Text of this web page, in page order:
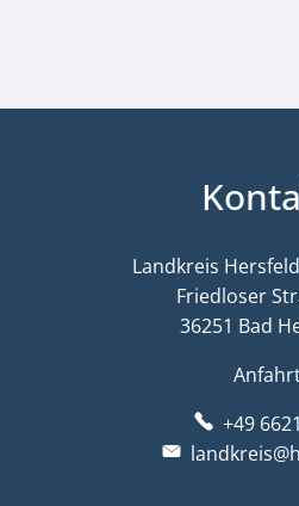
Landkreis
Friedloser
36251 Bad
+49